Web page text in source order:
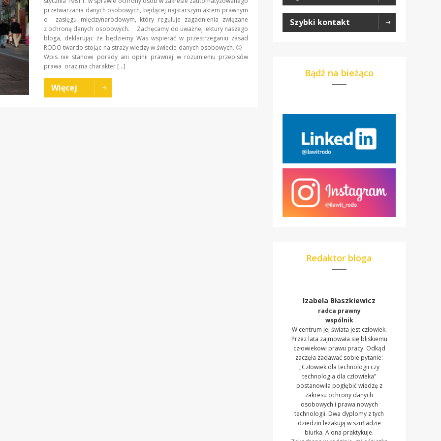
przetwarzania danych osobowych, będącej najstarszym aktem prawnym
o zasięgu międzynarodowym, który reguluje zagadnienia związane
z ochroną danych osobowych. Zachęcamy do uważnej lektury naszego
bloga, deklarując że będziemy Was wspierać w przestrzeganiu zasad
RODO twardo stojąc na straży wiedzy w świecie danych osobowych. 🙂
Wpis nie stanowi porady ani opinii prawnej w rozumieniu przepisów
prawa oraz ma charakter […]
Więcej
Szybki kontakt
Bądź na bieżąco
Redaktor bloga
Izabela Błaszkiewicz
radca prawny
wspólnik
W centrum jej świata jest człowiek.
Przez lata zajmowała się bliskiemu
człowiekowi prawu pracy. Odkąd
zaczęła zadawać sobie pytanie:
„Człowiek dla technologii czy
technologia dla człowieka”
postanowiła pogłębić wiedzę z
zakresu ochrony danych
osobowych i prawa nowych
technologii. Dwa dyplomy z tych
dziedzin leżakują w szufladzie
biurka. A ona praktykuje.